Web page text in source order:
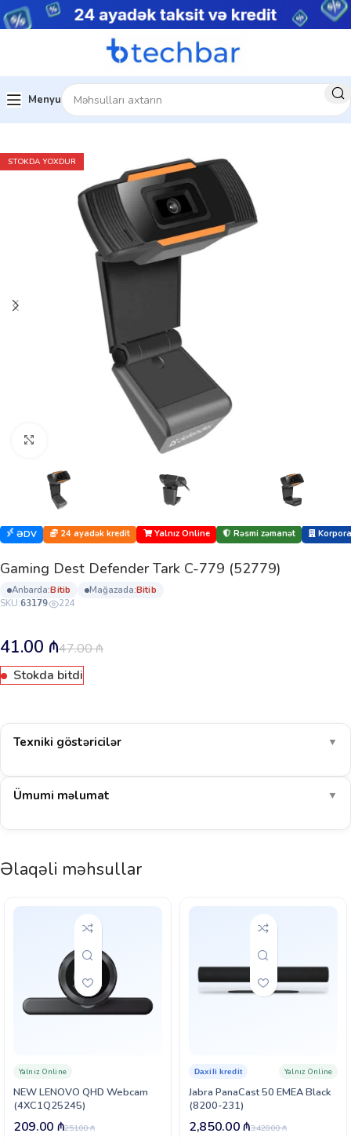
Menyu
Ev Kompüter aksesuarları Veb kamera
STOKDA YOXDUR
Böyütmək üçün klikləyin
ƏDV 24 ayadək kredit Yalnız Online Rəsmi zəmanət
Gaming Dest Defender Tark C-779 (52779)
anbarda: bi̇ti̇b mağazada: bi̇ti̇b
SKU:63179 224
47.00₼
41.00 ₼
Stokda bitdi
Texniki göstəricilər ▼
Ümumi məlumat ▼
Əlaqəli məhsullar
NEW LENOVO QHD Webcam
(4XC1Q25245)
Yalnız Online
251.00₼
209.00 ₼
Jabra PanaCast 50 EMEA Black
(8200-231)
Daxili kredit Yalnız Online
3,420.00₼
2,850.00₼